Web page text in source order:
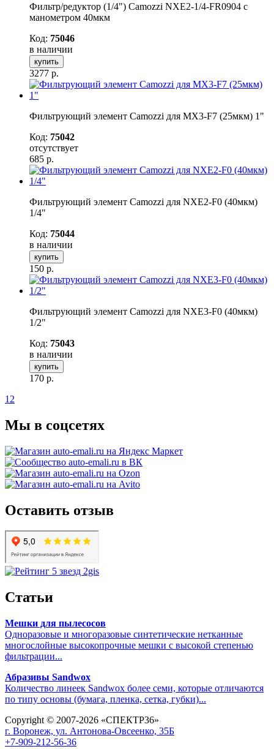
Фильтр/редуктор (1/4") Camozzi NXE2-1/4-FR0904 с
манометром 40мкм
Код: 75046
в наличии
купить
3277 р.
Фильтрующий элемент Camozzi для MX3-F7 (25мкм) 1"
Код: 75042
отсутствует
685 р.
Фильтрующий элемент Camozzi для NXE2-F0 (40мкм)
1/4"
Код: 75044
в наличии
купить
150 р.
Фильтрующий элемент Camozzi для NXE3-F0 (40мкм)
1/2"
Код: 75043
в наличии
купить
170 р.
1 2
Мы в соцсетях
Оставить отзыв
Статьи
Мешки для пылесосов
Одноразовые и многоразовые синтетические нетканные
многослойные высокопрочные мешки с высокой степенью
фильтрации...
Абразивы Sandwox
Количество линеек Sandwox более семи, которые отличаются
по типу основы (бумага, пленка, сетка, губки)...
Copyright © 2007-2026 «СПЕКТР36»
г. Воронеж, ул. Антонова-Овсеенко, 35Б
+7-909-212-56-36